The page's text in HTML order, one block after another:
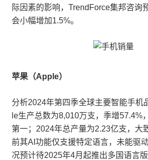
际因素的影响，TrendForce集邦咨询
会小幅增加1.5%。
苹果（Apple）
分析2024年第四季全球主要智能手机
le生产总数为8,010万支，季增57.4%
第一；2024年总产量为2.23亿支，大
前其AI功能仅支援特定语言，未能驱
况预计待2025年4月起推出多国语言版